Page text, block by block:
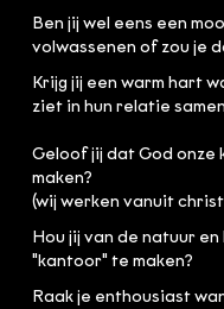
Ben jij wel eens een
volwassenen of zou je
Krijg jij een warm hart
ziet in hun relatie
Geloof jij dat God onze
maken?
(wij werken vanuit
Hou jij van de natuur
"kantoor" te maken?
Raak je enthousiast